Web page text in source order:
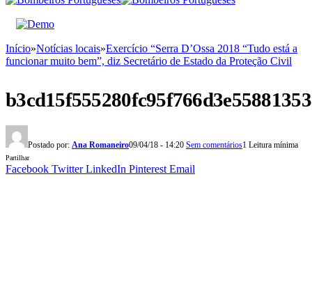
Início»Notícias locais»Exercício “Serra D’Ossa 2018 “Tudo está a
funcionar muito bem”, diz Secretário de Estado da Proteção Civil
b3cd15f555280fc95f766d3e55881353
Postado por: Ana Romaneiro09/04/18 - 14:20 Sem comentários1 Leitura mínima
Partilhar
Facebook Twitter LinkedIn Pinterest Email